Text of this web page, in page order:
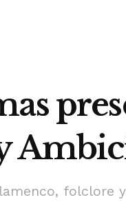
folclore